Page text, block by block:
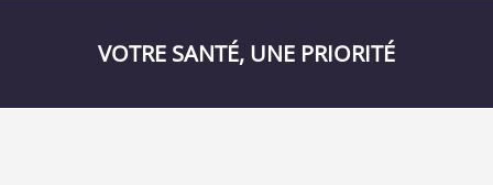
VOTRE SANTÉ, UNE PRIORITÉ